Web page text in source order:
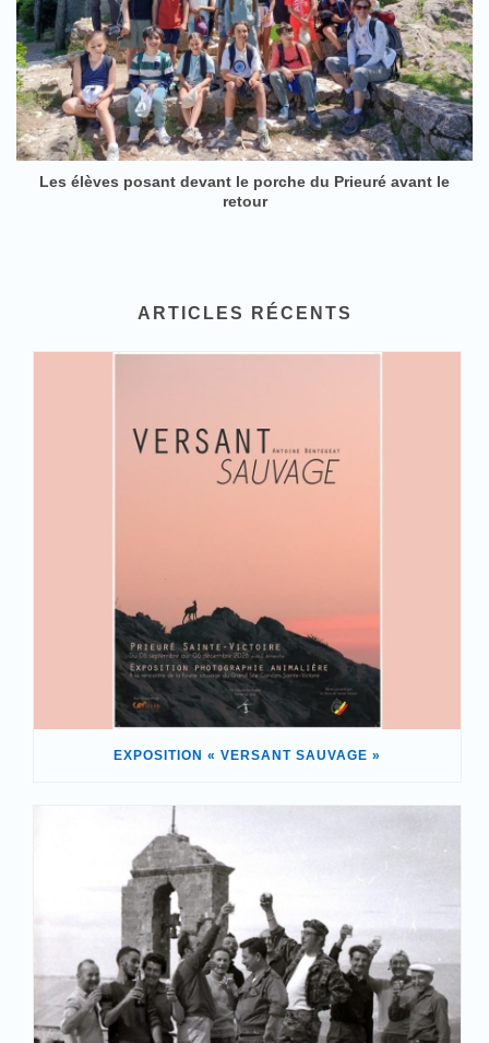
Les élèves posant devant le porche du Prieuré avant le
retour
ARTICLES RÉCENTS
EXPOSITION « VERSANT SAUVAGE »